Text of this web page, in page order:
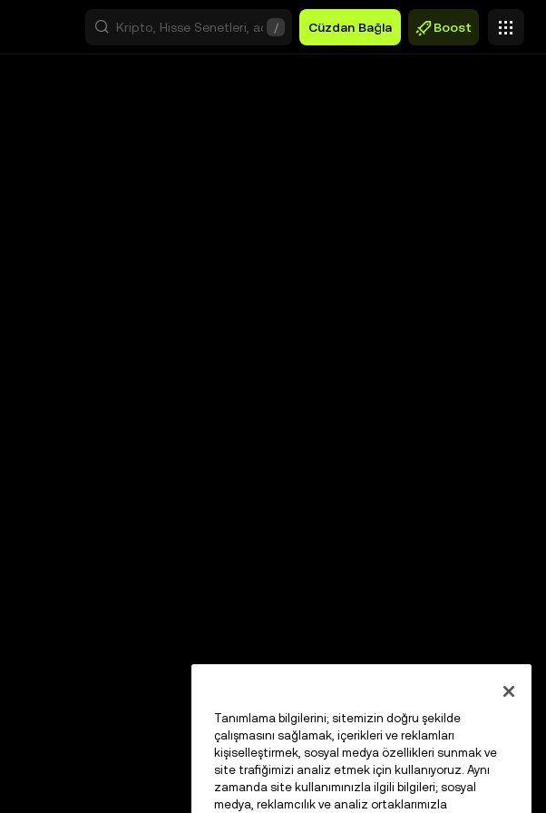
/ Cüzdan Bağla Boost
Tanımlama bilgilerini; sitemizin doğru şekilde
çalışmasını sağlamak, içerikleri ve reklamları
kişiselleştirmek, sosyal medya özellikleri sunmak ve
site trafiğimizi analiz etmek için kullanıyoruz. Aynı
zamanda site kullanımınızla ilgili bilgileri; sosyal
medya, reklamcılık ve analiz ortaklarımızla